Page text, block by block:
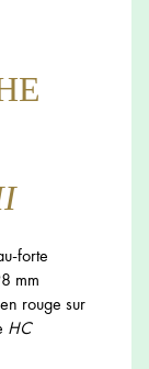
forte
mm
rouge sur
HC